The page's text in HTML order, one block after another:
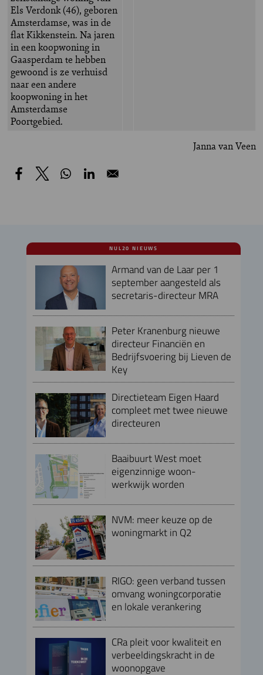
Els Verdonk (46), geboren
Amsterdamse, was in de
flat Kikkenstein. Na jaren
in een koopwoning in
Gaasperdam te hebben
gewoond is ze verhuisd
naar een andere
koopwoning in het
Amsterdamse
Poortgebied.
Janna van Veen
NUL20 NIEUWS
Armand van de Laar per 1
september aangesteld als
secretaris-directeur MRA
Peter Kranenburg nieuwe
directeur Financiën en
Bedrijfsvoering bij Lieven de
Key
Directieteam Eigen Haard
compleet met twee nieuwe
directeuren
Baaibuurt West moet
eigenzinnige woon-
werkwijk worden
NVM: meer keuze op de
woningmarkt in Q2
RIGO: geen verband tussen
omvang woningcorporatie
en lokale verankering
CRa pleit voor kwaliteit en
verbeeldingskracht in de
woonopgave